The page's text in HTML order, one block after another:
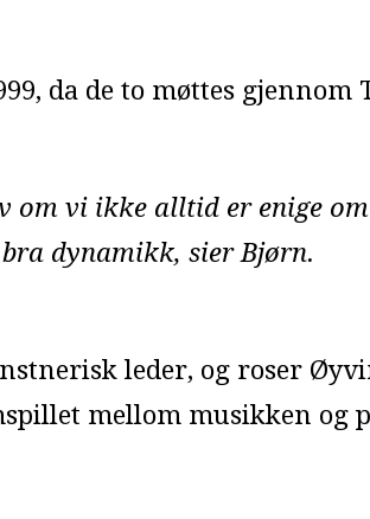
da de to møttes gjennom
om vi ikke alltid er enige
dynamikk, sier Bjørn.
leder, og roser
mellom musikken og